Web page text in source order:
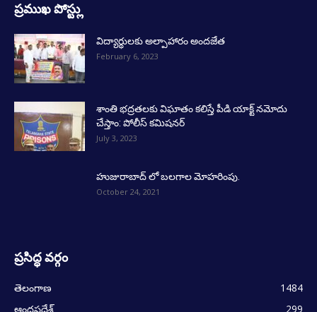
ప్రముఖ పోస్ట్లు
విద్యార్థులకు అల్పాహారం అందజేత
February 6, 2023
శాంతి భద్రతలకు విఘాతం కలిస్తే పీడి యాక్ట్ నమోదు
చేస్తాం: పోలీస్ కమిషనర్
July 3, 2023
హుజురాబాద్ లో బలగాల మోహరింపు.
October 24, 2021
ప్రసిద్ధ వర్గం
తెలంగాణ
1484
ఆంధ్రప్రదేశ్
299